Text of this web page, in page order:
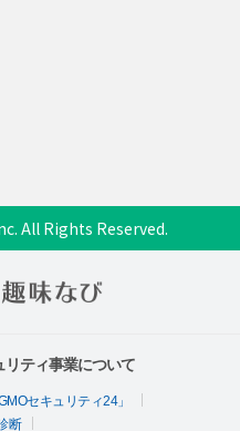
All Rights Reserved.